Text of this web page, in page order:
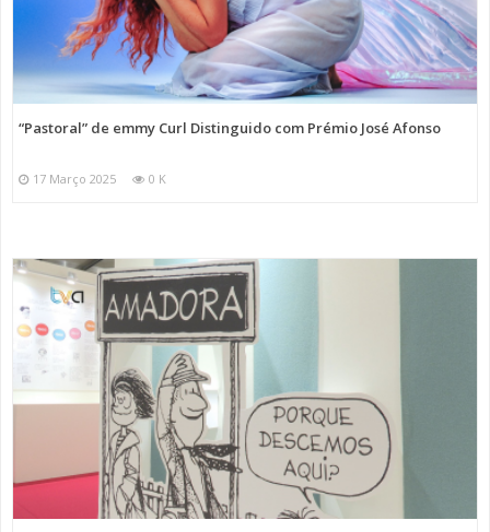
“Pastoral” de emmy Curl Distinguido com Prémio José Afonso
17 Março 2025 0 K